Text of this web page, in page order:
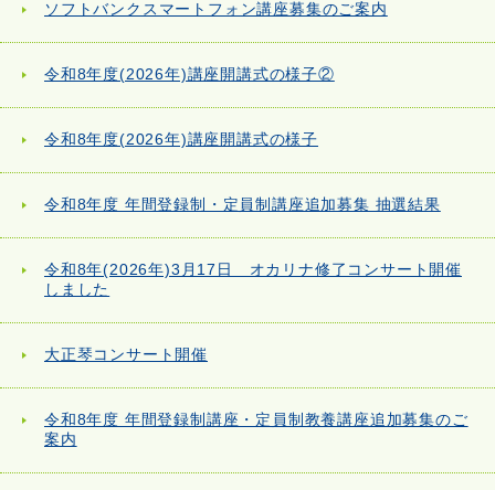
ソフトバンクスマートフォン講座募集のご案内
令和8年度(2026年)講座開講式の様子②
令和8年度(2026年)講座開講式の様子
令和8年度 年間登録制・定員制講座追加募集 抽選結果
令和8年(2026年)3月17日 オカリナ修了コンサート開催
しました
大正琴コンサート開催
令和8年度 年間登録制講座・定員制教養講座追加募集のご
案内